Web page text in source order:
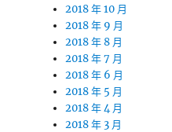
2018 年 10 月
2018 年 9 月
2018 年 8 月
2018 年 7 月
2018 年 6 月
2018 年 5 月
2018 年 4 月
2018 年 3 月